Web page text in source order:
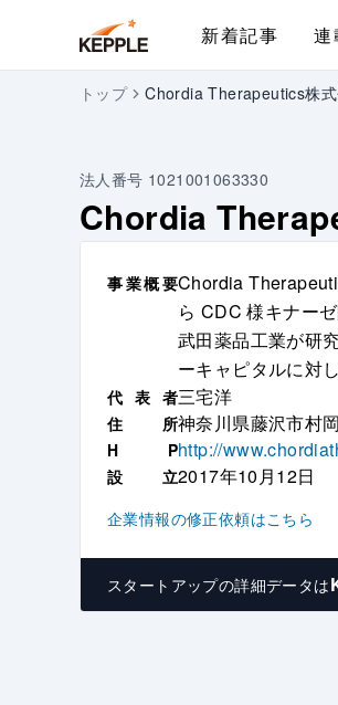
新着記事 連
トップ Chordia Therapeutics株
法人番号 1021001063330
Chordia
事業概要Chordia
ら CDC 様キナー
武田薬品工業が研
ーキャピタルに対
代 表 者三宅洋
住 所神奈川県藤沢市村
H Phttp://
設 立2017年10月12日
企業情報の修正依頼はこちら
スタートアップの詳細データは